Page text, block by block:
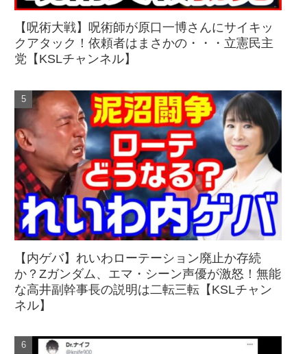
【呪術大戦】呪術師が原口一博さんにサイキッ
クアタック！依頼者はまさかの・・・立憲民主
党【KSLチャンネル】
【内ゲバ】れいわローテーション廃止か存続
か？Zガンダム、エマ・シーン声優が激怒！無能
な高井副幹事長の説明は二転三転【KSLチャン
ネル】